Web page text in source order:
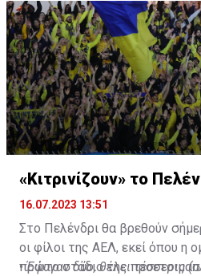
«Κιτρινίζουν» το
16.07.2023 13:51
Στο Πελένδρι θα βρεθούν
οι φίλοι της ΑΕΛ, εκεί όπου η
πρώτο στάδιο της
•Έφυγαν δύο, θέλει τέσσερις